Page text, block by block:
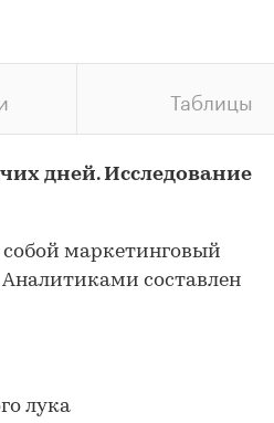
Таблицы
дней. Исследование
собой маркетинговый
составлен
лука